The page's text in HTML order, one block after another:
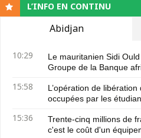
L’INFO EN CONTINU
Abidjan
10:29
Le mauritanien Sidi
Groupe de la Banque
15:58
L’opération de
occupées par les
15:36
Trente-cinq millions de
c'est le coût d'un